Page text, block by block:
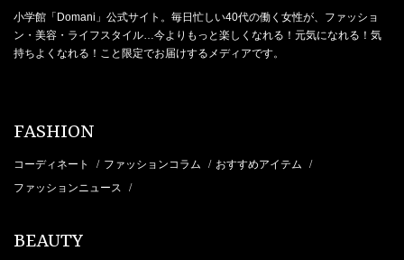
小学館「Domani」公式サイト。毎日忙しい40代の働く女性が、ファッショ
ン・美容・ライフスタイル…今よりもっと楽しくなれる！元気になれる！気
持ちよくなれる！こと限定でお届けするメディアです。
FASHION
コーディネート / ファッションコラム / おすすめアイテム /
ファッションニュース /
BEAUTY